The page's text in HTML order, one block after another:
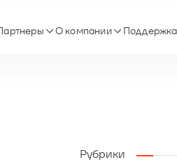
О компании Поддержка
Рубрики